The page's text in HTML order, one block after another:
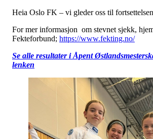
Heia Oslo FK – vi gleder oss til
For mer informasjon om stevnet sjekk,
Fekteforbund; https://www.fekting.no/
Se alle resultater i Åpent
lenken